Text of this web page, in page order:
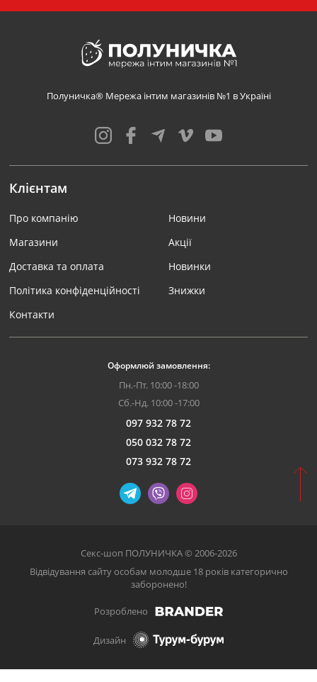
Полуничка® Мережа інтим магазинів №1 в Україні
Клієнтам
Про компанію
Магазини
Доставка та оплата
Політика конфіденційності
Контакти
Новини
Акції
Новинки
Знижки
Оформлюй замовлення:
Пн.-Пт. 10:00 -18:00
Сб.-Нд. 10:00 -17:00
097 932 78 72
050 032 78 72
073 932 78 72
Секс-шоп ПОЛУНИЧКА © 2006-2026
Відвідування сайту особам молодше 18 років категорично
заборонено!
Розроблено
Дизайн